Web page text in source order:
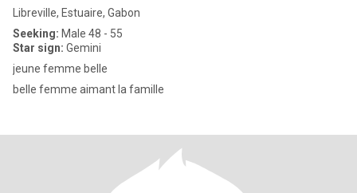
Libreville, Estuaire, Gabon
Seeking: Male 48 - 55
Star sign: Gemini
jeune femme belle
belle femme aimant la famille